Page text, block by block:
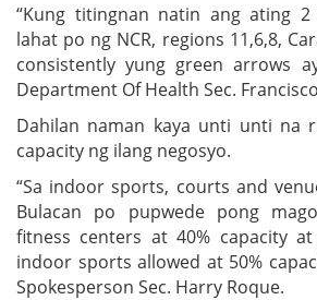
“Kung titingnan natin ang ating
lahat po ng NCR, regions 11,6,8,
consistently yung green arrows
Department Of Health Sec.
Dahilan naman kaya unti unti na
capacity ng ilang negosyo.
“Sa indoor sports, courts and
Bulacan po pupwede pong
fitness centers at 40% capacity
indoor sports allowed at 50%
Spokesperson Sec. Harry Roque.